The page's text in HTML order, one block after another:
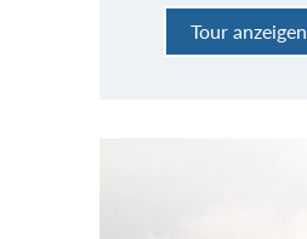
Tour anzeigen